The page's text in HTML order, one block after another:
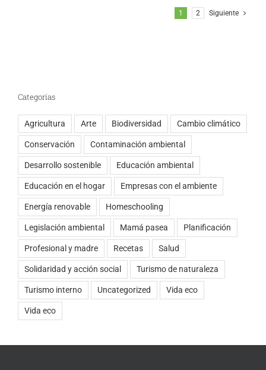
1 2 Siguiente
Categorías
Agricultura Arte Biodiversidad Cambio climático
Conservación Contaminación ambiental
Desarrollo sostenible Educación ambiental
Educación en el hogar Empresas con el ambiente
Energía renovable Homeschooling
Legislación ambiental Mamá pasea Planificación
Profesional y madre Recetas Salud
Solidaridad y acción social Turismo de naturaleza
Turismo interno Uncategorized Vida eco
Vida eco